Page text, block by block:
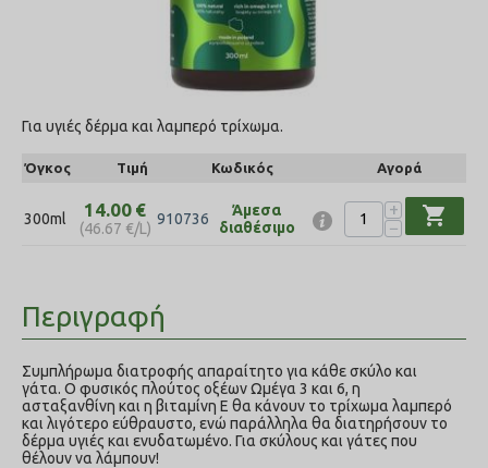
Για υγιές δέρµα και λαμπερό τρίχωµα.
Όγκος Τιμή Κωδικός Αγορά
300ml 14.00 €
(46.67 €/L)
910736
Άμεσα
διαθέσιμο
+
−
shopping_cart
Περιγραφή
Συµπλήρωµα διατροφής απαραίτητο για κάθε σκύλο και
γάτα. Ο φυσικός πλούτος οξέων Ωµέγα 3 και 6, η
ασταξανθίνη και η βιταµίνη Ε θα κάνουν το τρίχωµα λαµπερό
και λιγότερο εύθραυστο, ενώ παράλληλα θα διατηρήσουν το
δέρµα υγιές και ενυδατωµένο. Για σκύλους και γάτες που
θέλουν να λάµπουν!